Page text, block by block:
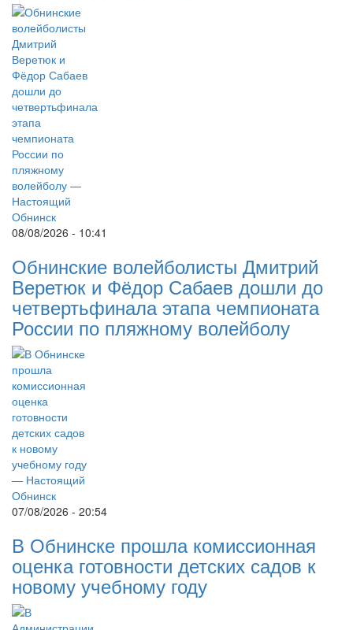
08/08/2026 - 10:41
Обнинские волейболисты Дмитрий
Веретюк и Фёдор Сабаев дошли до
четвертьфинала этапа чемпионата
России по пляжному волейболу
07/08/2026 - 20:54
В Обнинске прошла комиссионная
оценка готовности детских садов к
новому учебному году